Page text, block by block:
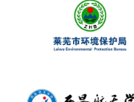
[2026-8-8]商
[2026-8-8]深
[2026-8-8]上海